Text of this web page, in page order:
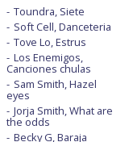
Toundra, Siete
Soft Cell, Danceteria
Tove Lo, Estrus
Los Enemigos,
Canciones chulas
Sam Smith, Hazel
eyes
Jorja Smith, What are
the odds
Becky G, Baraja